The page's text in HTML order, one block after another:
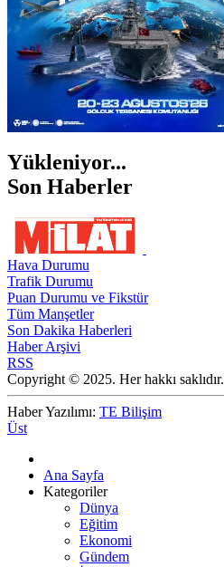
Yükleniyor...
Son Haberler
Hava Durumu
Trafik Durumu
Puan Durumu ve Fikstür
Tüm Manşetler
Son Dakika Haberleri
Haber Arşivi
RSS
Copyright © 2025. Her hakkı saklıdır.
Haber Yazılımı: TE Bilişim
Üst
Ana Sayfa
Kategoriler
Dünya
Eğitim
Ekonomi
Gündem